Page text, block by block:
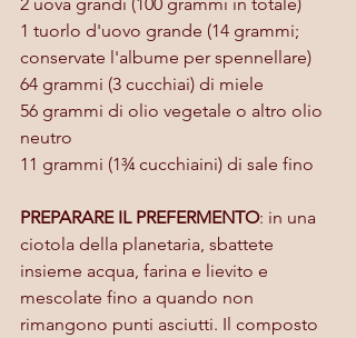
1 tuorlo d'uovo grande (14 grammi;
conservate l'albume per spennellare)
64 grammi (3 cucchiai) di miele
56 grammi di olio vegetale o altro olio
neutro
11 grammi (1¾ cucchiaini) di sale fino
PREPARARE IL PREFERMENTO: in una
ciotola della planetaria, sbattete
insieme acqua, farina e lievito e
mescolate fino a quando non
rimangono punti asciutti. Il composto